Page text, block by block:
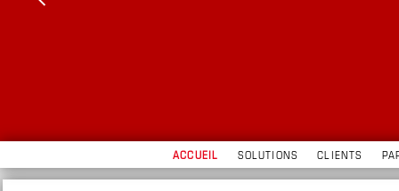
ACCUEIL SOLUTIONS CLIENTS